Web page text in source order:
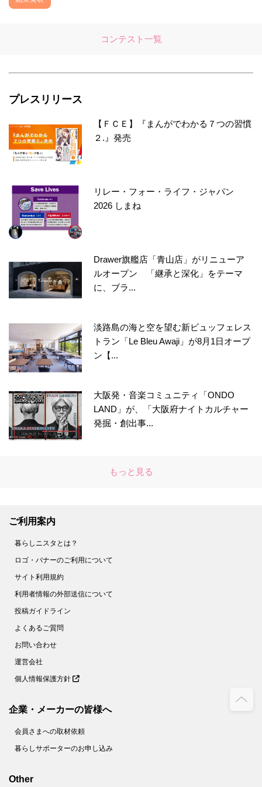
コンテスト一覧
プレスリリース
【ＦＣＥ】『まんがでわかる７つの習慣
２.』発売
リレー・フォー・ライフ・ジャパン
2026 しまね
Drawer旗艦店「青山店」がリニューア
ルオープン 「継承と深化」をテーマ
に、ブラ...
淡路島の海と空を望む新ビュッフェレス
トラン「Le Bleu Awaji」が8月1日オープ
ン【...
大阪発・音楽コミュニティ「ONDO
LAND」が、「大阪府ナイトカルチャー
発掘・創出事...
もっと見る
ご利用案内
暮らしニスタとは？
ロゴ・バナーのご利用について
サイト利用規約
利用者情報の外部送信について
投稿ガイドライン
よくあるご質問
お問い合わせ
運営会社
個人情報保護方針
企業・メーカーの皆様へ
会員さまへの取材依頼
暮らしサポーターのお申し込み
Other